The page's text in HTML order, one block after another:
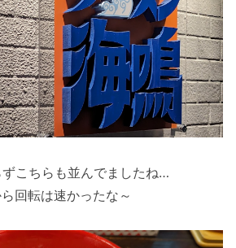
こちらも並んでましたね…
回転は速かったな～